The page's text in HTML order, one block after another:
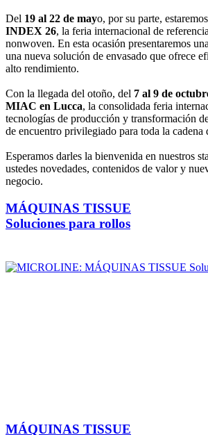
Del 19 al 22 de mayo, por su parte,
INDEX 26, la feria internacional de
nonwoven. En esta ocasión presentaremos
una nueva solución de envasado que ofrece
alto rendimiento.
Con la llegada del otoño, del 7 al 9 de
MIAC en Lucca, la consolidada feria
tecnologías de producción y transformación
de encuentro privilegiado para toda la cadena
Esperamos darles la bienvenida en nuestros
ustedes novedades, contenidos de valor y
negocio.
MÁQUINAS TISSUE
Soluciones para rollos
MÁQUINAS TISSUE